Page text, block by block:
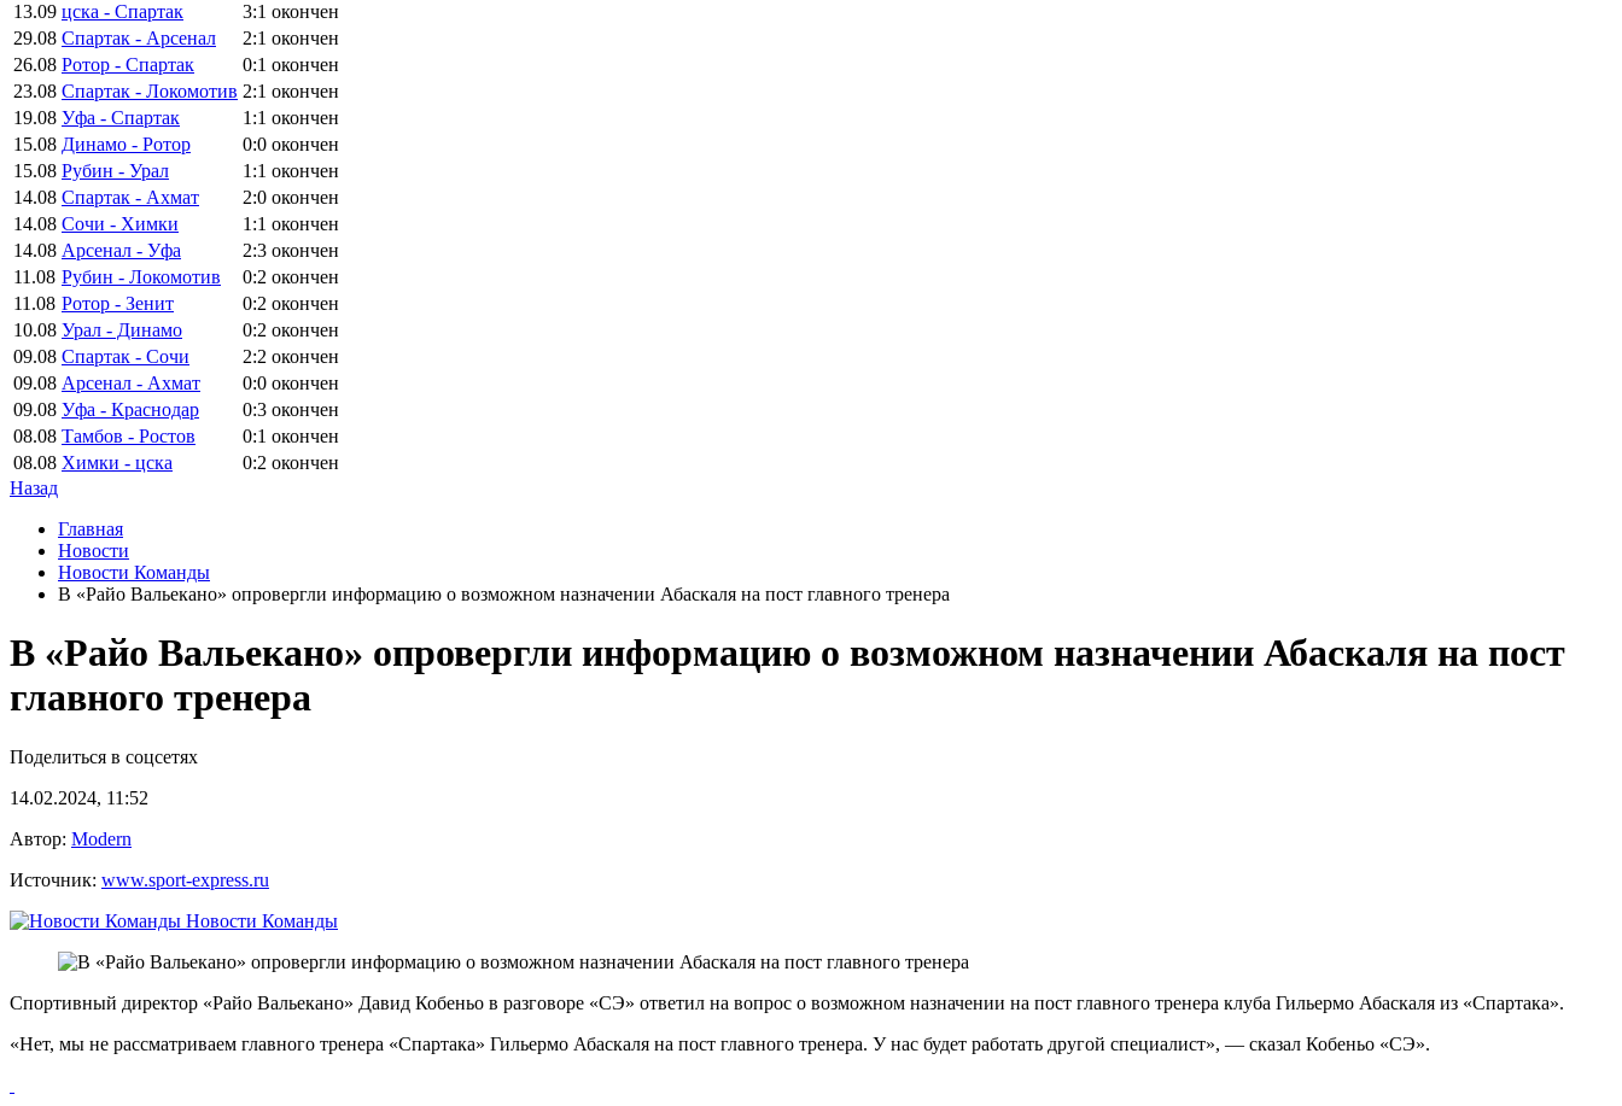
13.09 цска - Спартак 3:1 окончен
29.08 Спартак - Арсенал 2:1 окончен
26.08 Ротор - Спартак 0:1 окончен
23.08 Спартак - Локомотив 2:1 окончен
19.08 Уфа - Спартак 1:1 окончен
15.08 Динамо - Ротор 0:0 окончен
15.08 Рубин - Урал 1:1 окончен
14.08 Спартак - Ахмат 2:0 окончен
14.08 Сочи - Химки 1:1 окончен
14.08 Арсенал - Уфа 2:3 окончен
11.08 Рубин - Локомотив 0:2 окончен
11.08 Ротор - Зенит 0:2 окончен
10.08 Урал - Динамо 0:2 окончен
09.08 Спартак - Сочи 2:2 окончен
09.08 Арсенал - Ахмат 0:0 окончен
09.08 Уфа - Краснодар 0:3 окончен
08.08 Тамбов - Ростов 0:1 окончен
08.08 Химки - цска 0:2 окончен
Назад
Главная
Новости
Новости Команды
В «Райо Вальекано» опровергли информацию о возможном назначении Абаскаля на пост главного тренера
В «Райо Вальекано» опровергли информацию о возможном назначении Абаскаля на пост
главного тренера
Поделиться в соцсетях
14.02.2024, 11:52
Автор: Modern
Источник: www.sport-express.ru
Новости Команды
Спортивный директор «Райо Вальекано» Давид Кобеньо в разговоре «СЭ» ответил на вопрос о возможном назначении на пост главного тренера клуба Гильермо Абаскаля из «Спартака».
«Нет, мы не рассматриваем главного тренера «Спартака» Гильермо Абаскаля на пост главного тренера. У нас будет работать другой специалист», — сказал Кобеньо «СЭ».